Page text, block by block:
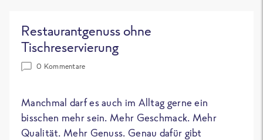
Restaurantgenuss ohne
Tischreservierung
0 Kommentare
Manchmal darf es auch im Alltag gerne ein
bisschen mehr sein. Mehr Geschmack. Mehr
Qualität. Mehr Genuss. Genau dafür gibt